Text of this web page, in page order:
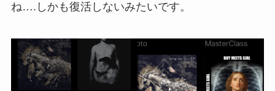
ね….しかも復活しないみたいです。